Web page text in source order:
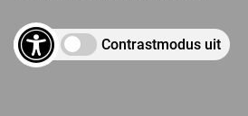
Contrastmodus uit